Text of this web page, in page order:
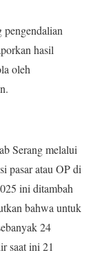
pengendalian
hasil
oleh
Serang melalui
pasar atau OP di
ini ditambah
bahwa untuk
24
saat ini 21